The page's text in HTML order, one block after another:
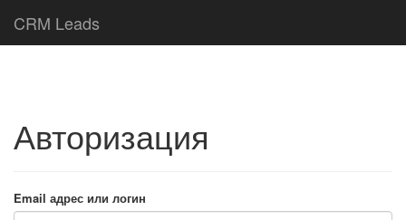
CRM Leads
Авторизация
Email адрес или логин